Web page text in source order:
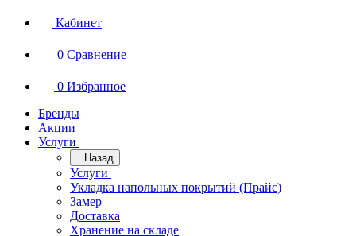
Кабинет
0 Сравнение
0 Избранное
Бренды
Акции
Услуги
Назад
Услуги
Укладка напольных покрытий (Прайс)
Замер
Доставка
Хранение на складе